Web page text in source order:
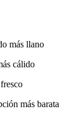
más llano
cálido
más barata